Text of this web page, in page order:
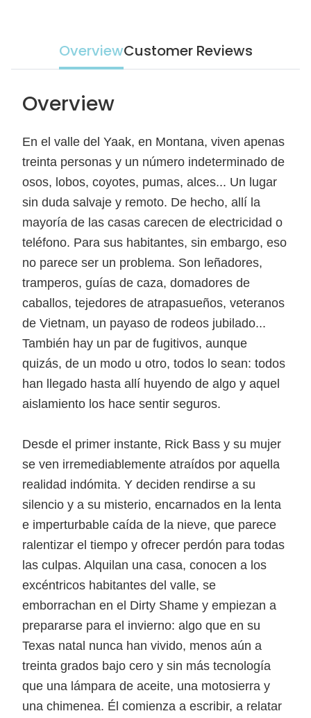
OverviewCustomer Reviews
Overview
En el valle del Yaak, en Montana, viven apenas
treinta personas y un número indeterminado de
osos, lobos, coyotes, pumas, alces... Un lugar
sin duda salvaje y remoto. De hecho, allí la
mayoría de las casas carecen de electricidad o
teléfono. Para sus habitantes, sin embargo, eso
no parece ser un problema. Son leñadores,
tramperos, guías de caza, domadores de
caballos, tejedores de atrapasueños, veteranos
de Vietnam, un payaso de rodeos jubilado...
También hay un par de fugitivos, aunque
quizás, de un modo u otro, todos lo sean: todos
han llegado hasta allí huyendo de algo y aquel
aislamiento los hace sentir seguros.
Desde el primer instante, Rick Bass y su mujer
se ven irremediablemente atraídos por aquella
realidad indómita. Y deciden rendirse a su
silencio y a su misterio, encarnados en la lenta
e imperturbable caída de la nieve, que parece
ralentizar el tiempo y ofrecer perdón para todas
las culpas. Alquilan una casa, conocen a los
excéntricos habitantes del valle, se
emborrachan en el Dirty Shame y empiezan a
prepararse para el invierno: algo que en su
Texas natal nunca han vivido, menos aún a
treinta grados bajo cero y sin más tecnología
que una lámpara de aceite, una motosierra y
una chimenea. Él comienza a escribir, a relatar